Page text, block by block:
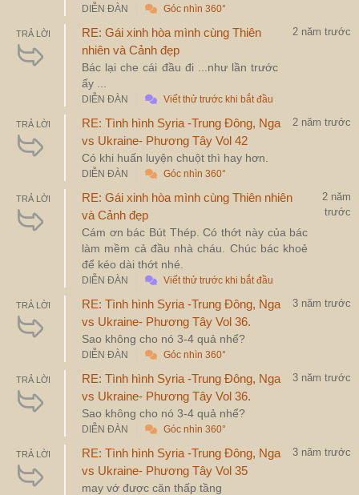
DIỄN ĐÀN Góc nhìn 360°
TRẢ LỜI
RE: Gái xinh hòa mình cùng Thiên
nhiên và Cảnh đẹp
Bác lại che cái đầu đi ...như lần trước
ấy ...
2 năm trước
DIỄN ĐÀN Viết thử trước khi bắt đầu
TRẢ LỜI
RE: Tình hình Syria -Trung Đông, Nga
vs Ukraine- Phương Tây Vol 42
Có khi huấn luyện chuột thì hay hơn.
2 năm trước
DIỄN ĐÀN Góc nhìn 360°
TRẢ LỜI
RE: Gái xinh hòa mình cùng Thiên nhiên
và Cảnh đẹp
Cám ơn bác Bút Thép. Có thớt này của bác
làm mềm cả đầu nhà cháu. Chúc bác khoẻ
để kéo dài thớt nhé.
2 năm
trước
DIỄN ĐÀN Viết thử trước khi bắt đầu
TRẢ LỜI
RE: Tình hình Syria -Trung Đông, Nga
vs Ukraine- Phương Tây Vol 36.
Sao không cho nó 3-4 quả nhể?
3 năm trước
DIỄN ĐÀN Góc nhìn 360°
TRẢ LỜI
RE: Tình hình Syria -Trung Đông, Nga
vs Ukraine- Phương Tây Vol 36.
Sao không cho nó 3-4 quả nhể?
3 năm trước
DIỄN ĐÀN Góc nhìn 360°
TRẢ LỜI
RE: Tình hình Syria -Trung Đông, Nga
vs Ukraine- Phương Tây Vol 35
may vớ được căn thấp tầng
3 năm trước